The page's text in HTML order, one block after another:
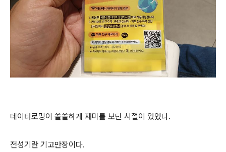
데이터로밍이 쏠쏠하게 재미를 보던 시절이 있었다.
전성기란 기고만장이다.